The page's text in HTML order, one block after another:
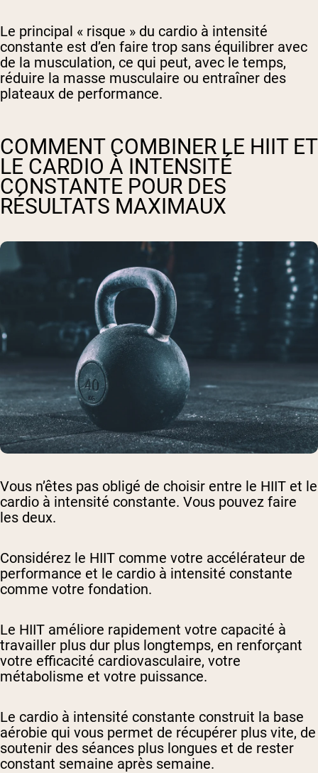
Le principal « risque » du cardio à intensité
constante est d’en faire trop sans équilibrer avec
de la musculation, ce qui peut, avec le temps,
réduire la masse musculaire ou entraîner des
plateaux de performance.
COMMENT COMBINER LE HIIT ET
LE CARDIO À INTENSITÉ
CONSTANTE POUR DES
RÉSULTATS MAXIMAUX
Vous n’êtes pas obligé de choisir entre le HIIT et le
cardio à intensité constante. Vous pouvez faire
les deux.
Considérez le HIIT comme votre accélérateur de
performance et le cardio à intensité constante
comme votre fondation.
Le HIIT améliore rapidement votre capacité à
travailler plus dur plus longtemps, en renforçant
votre efficacité cardiovasculaire, votre
métabolisme et votre puissance.
Le cardio à intensité constante construit la base
aérobie qui vous permet de récupérer plus vite, de
soutenir des séances plus longues et de rester
constant semaine après semaine.